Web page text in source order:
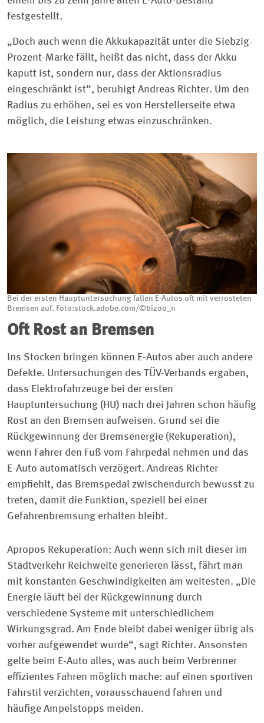
festgestellt.
„Doch auch wenn die Akkukapazität unter die Siebzig-
Prozent-Marke fällt, heißt das nicht, dass der Akku
kaputt ist, sondern nur, dass der Aktionsradius
eingeschränkt ist“, beruhigt Andreas Richter. Um den
Radius zu erhöhen, sei es von Herstellerseite etwa
möglich, die Leistung etwas einzuschränken.
Bei der ersten Hauptuntersuchung fallen E-Autos oft mit verrosteten
Bremsen auf. Foto:stock.adobe.com/©bizoo_n
Oft Rost an Bremsen
Ins Stocken bringen können E-Autos aber auch andere
Defekte. Untersuchungen des TÜV-Verbands ergaben,
dass Elektrofahrzeuge bei der ersten
Hauptuntersuchung (HU) nach drei Jahren schon häufig
Rost an den Bremsen aufweisen. Grund sei die
Rückgewinnung der Bremsenergie (Rekuperation),
wenn Fahrer den Fuß vom Fahrpedal nehmen und das
E-Auto automatisch verzögert. Andreas Richter
empfiehlt, das Bremspedal zwischendurch bewusst zu
treten, damit die Funktion, speziell bei einer
Gefahrenbremsung erhalten bleibt.
Apropos Rekuperation: Auch wenn sich mit dieser im
Stadtverkehr Reichweite generieren lässt, fährt man
mit konstanten Geschwindigkeiten am weitesten. „Die
Energie läuft bei der Rückgewinnung durch
verschiedene Systeme mit unterschiedlichem
Wirkungsgrad. Am Ende bleibt dabei weniger übrig als
vorher aufgewendet wurde“, sagt Richter. Ansonsten
gelte beim E-Auto alles, was auch beim Verbrenner
effizientes Fahren möglich mache: auf einen sportiven
Fahrstil verzichten, vorausschauend fahren und
häufige Ampelstopps meiden.